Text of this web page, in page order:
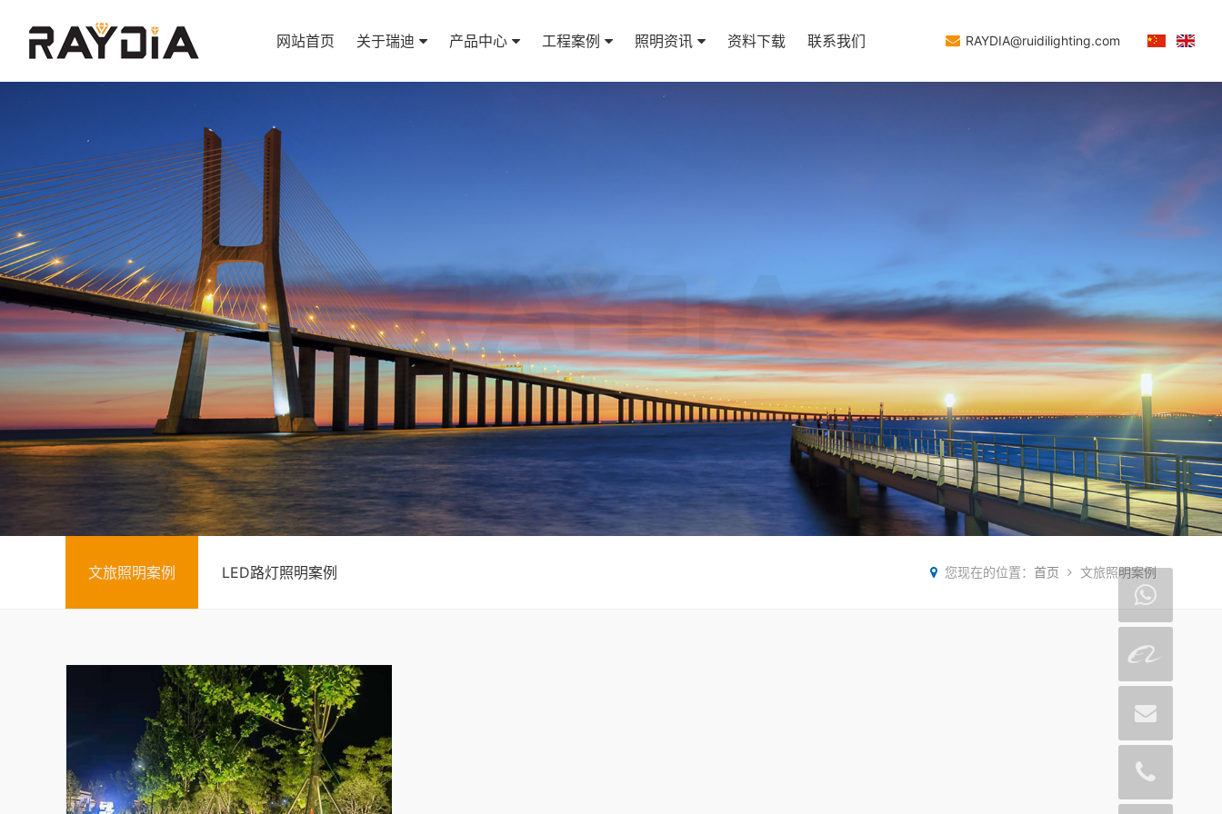
网站首页 关于瑞迪 产品中心 工程案例 照明资讯 资料下载 联系我们 RAYDIA@ruidilighting.com
文旅照明案例 LED路灯照明案例 您现在的位置： 首页 文旅照明案例